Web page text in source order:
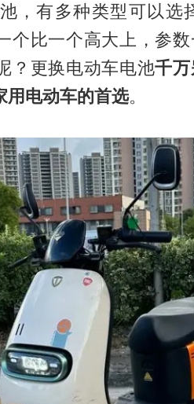
，有多种类型可以选
个比一个高大上，参
？更换电动车电池千
用电动车的首选。